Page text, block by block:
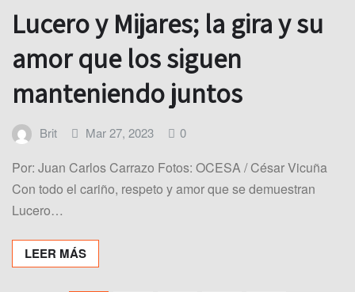
Lucero y Mijares; la gira y su
amor que los siguen
manteniendo juntos
Brit Mar 27, 2023 0
Por: Juan Carlos Carrazo Fotos: OCESA / César Vicuña
Con todo el cariño, respeto y amor que se demuestran
Lucero…
LEER MÁS